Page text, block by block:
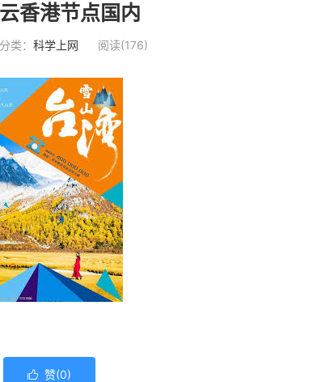
香港节点国内
分类： 科学上网 阅读(176)
 赞(0)